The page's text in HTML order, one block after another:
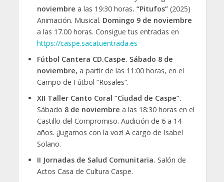
noviembre a las 19:30 horas. “Pitufos” (2025)
Animación. Musical. Domingo 9 de noviembre
a las 17.00 horas. Consigue tus entradas en
https://caspe.sacatuentrada.es
Fútbol Cantera CD.Caspe. Sábado 8 de
noviembre, a partir de las 11:00 horas, en el
Campo de Fútbol “Rosales”.
XII Taller Canto Coral “Ciudad de Caspe”.
Sábado 8 de noviembre a las 18:30 horas en el
Castillo del Compromiso. Audición de 6 a 14
años. ¡Jugamos con la voz! A cargo de Isabel
Solano.
II Jornadas de Salud Comunitaria. Salón de
Actos Casa de Cultura Caspe.